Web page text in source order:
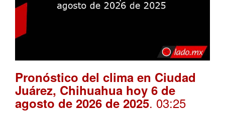
Pronóstico del clima en Ciudad
Juárez, Chihuahua hoy 6 de
agosto de 2026 de 2025. 03:25